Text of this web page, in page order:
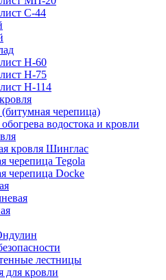
С-44
Н-60
Н-75
H-114
черепица)
водостока и кровли
кровля Шинглас
черепица Tegola
черепица Docke
лестницы
для кровли